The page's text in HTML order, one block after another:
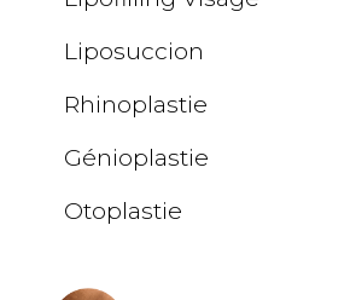
Liposuccion
Rhinoplastie
Génioplastie
Otoplastie